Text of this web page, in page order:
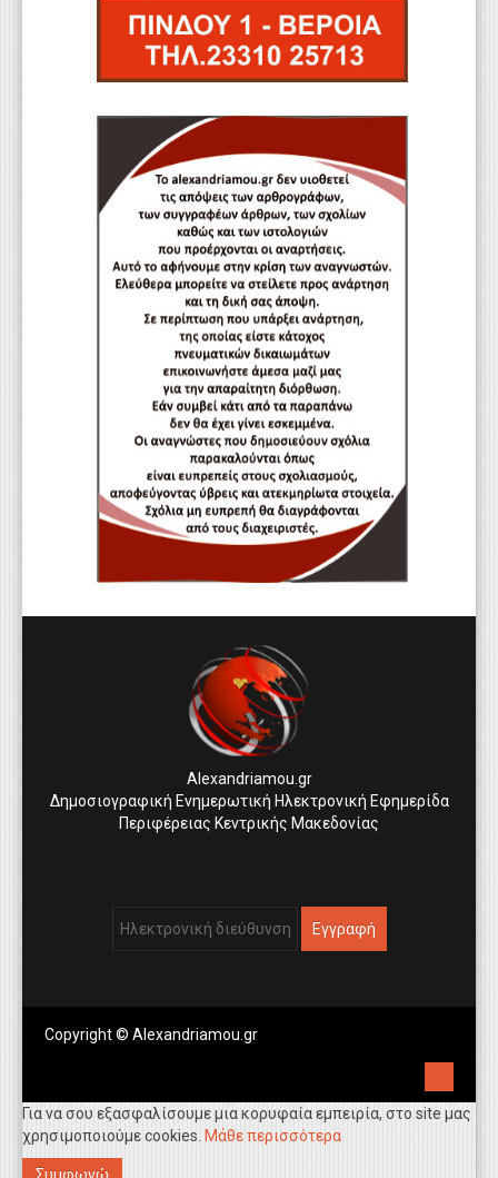
Alexandriamou.gr
Δημοσιογραφική Ενημερωτική Ηλεκτρονική Εφημερίδα
Περιφέρειας Κεντρικής Μακεδονίας
Copyright © Alexandriamou.gr
Για να σου εξασφαλίσουμε μια κορυφαία εμπειρία, στο site μας
χρησιμοποιούμε cookies. Μάθε περισσότερα